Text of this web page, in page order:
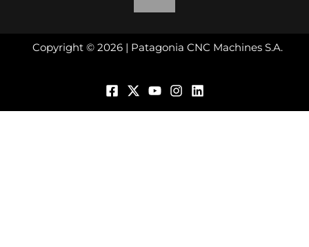
Copyright © 2026 | Patagonia CNC Machines S.A.